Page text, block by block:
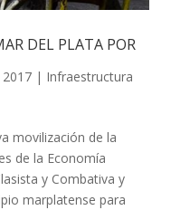
DEL PLATA POR
| Infraestructura
movilización de la
de la Economía
y Combativa y
marplatense para